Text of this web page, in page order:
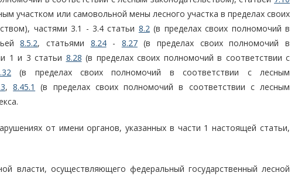
участком или самовольной мены лесного участка в пределах своих
частями 3.1 - 3.4 статьи 8.2(в пределах своих полномочий в
8.5.2, статьями 8.24- 8.27(в пределах своих полномочий в
1 и 3 статьи 8.28 (в пределах своих полномочий в соответствии с
(в пределах своих полномочий в соответствии с лесным
,8.45.1
(в пределах своих полномочий в соответствии с лесным
от имени органов, указанных в части 1 настоящей статьи,
власти, осуществляющего федеральный государственный лесной